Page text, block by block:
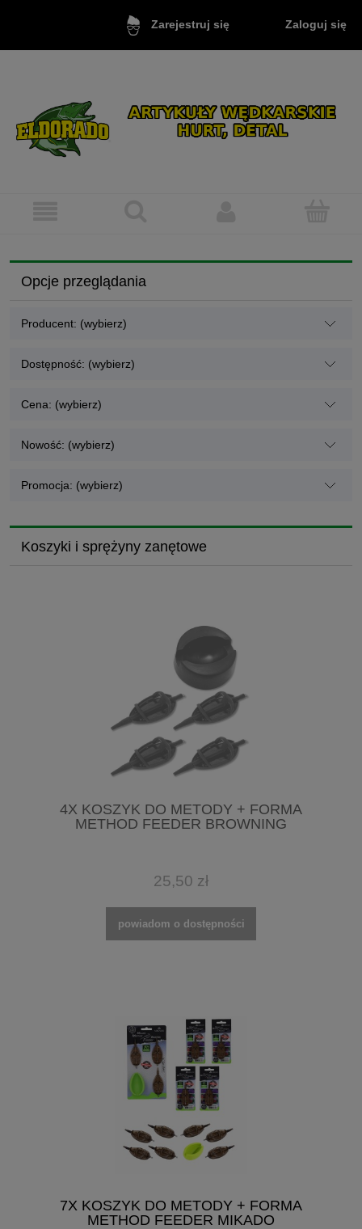
Zarejestruj się Zaloguj się
Opcje przeglądania
Producent: (wybierz)
Dostępność: (wybierz)
Cena: (wybierz)
Nowość: (wybierz)
Promocja: (wybierz)
Koszyki i sprężyny zanętowe
4X KOSZYK DO METODY + FORMA
METHOD FEEDER BROWNING
25,50 zł
powiadom o dostępności
7X KOSZYK DO METODY + FORMA
METHOD FEEDER MIKADO